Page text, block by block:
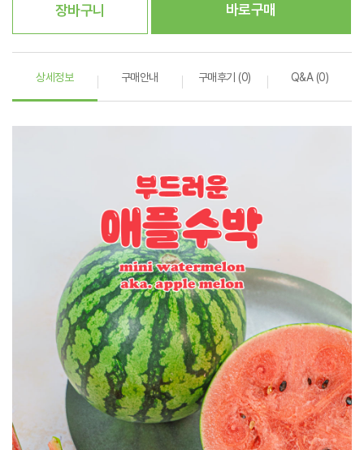
장바구니 바로구매
상세정보 구매안내 구매후기 (0) Q&A (0)